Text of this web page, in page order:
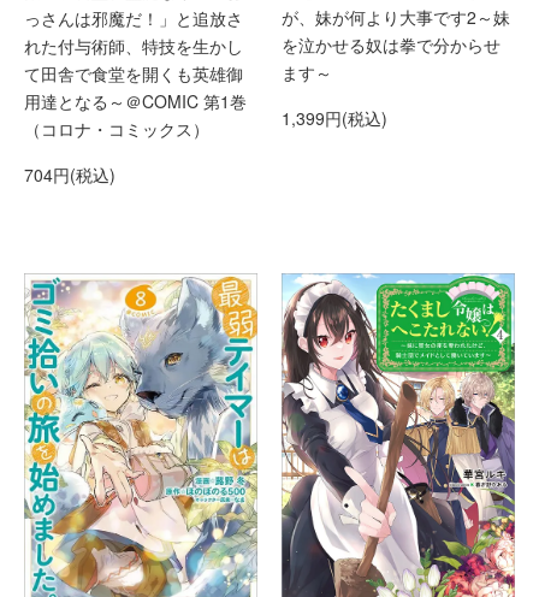
っさんは邪魔だ！」と追放さ
れた付与術師、特技を生かし
て田舎で食堂を開くも英雄御
用達となる～＠COMIC 第1巻
（コロナ・コミックス）
704円(税込)
が、妹が何より大事です2～妹
を泣かせる奴は拳で分からせ
ます～
1,399円(税込)